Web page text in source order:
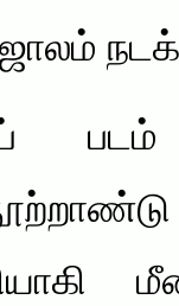
படம்